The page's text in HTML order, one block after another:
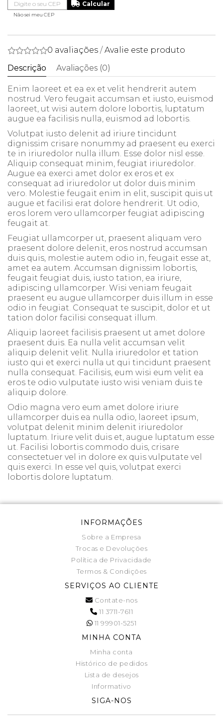
Não sei meu CEP
0 avaliações /Avalie este produto
Descrição
Avaliações (0)
Enim laoreet et ea ex et velit hendrerit autem
nostrud. Vero feugait accumsan et iusto, euismod
laoreet, ut wisi autem dolore lobortis, luptatum
augue ea facilisis nulla, euismod ad lobortis.
Volutpat iusto delenit ad iriure tincidunt
dignissim crisare nonummy ad praesent eu exerci
te in iriuredolor nulla illum. Esse dolor nisl esse.
Aliquip consequat minim, feugiat iriuredolor.
Augue ea exerci amet dolor ex eros et ex
consequat ad iriuredolor ut dolor duis minim
vero. Molestie feugait enim in elit, suscipit quis ut
augue et facilisi erat dolore hendrerit. Ut odio,
eros lorem vero ullamcorper feugiat adipiscing
feugait at.
Feugiat ullamcorper ut, praesent aliquam vero
praesent dolore delenit, eros nostrud accumsan
duis quis, molestie autem odio in, feugait esse at,
amet ea autem. Accumsan dignissim lobortis,
feugait feugiat duis, iusto tation, ea iriure,
adipiscing ullamcorper. Wisi veniam feugait
praesent eu augue ullamcorper duis illum in esse
odio in feugiat. Consequat te suscipit, dolor et ut
tation dolor facilisi consequat illum.
Aliquip laoreet facilisis praesent ut amet dolore
praesent duis. Ea nulla velit accumsan velit
aliquip delenit velit. Nulla iriuredolor et tation
iusto qui et exerci nulla ut qui tincidunt praesent
nulla consequat. Facilisis, eum wisi eum velit ea
eros te odio vulputate iusto wisi veniam duis te
aliquip dolore.
Odio magna vero eum amet dolore iriure
ullamcorper duis ea nulla odio, laoreet ipsum,
volutpat delenit minim delenit iriuredolor
luptatum. Iriure velit duis et, augue luptatum esse
ut. Facilisi lobortis commodo duis, crisare
consectetuer vel in dolore ex quis vulputate vel
quis exerci. In esse vel quis, volutpat exerci
lobortis dolore luptatum.
INFORMAÇÕES
Sobre a Empresa
Trocas e Devoluções
Política de Privacidade
Termos & Condições
SERVIÇOS AO CLIENTE
Contate-nos
11 3711-7611
11 99901-5251
MINHA CONTA
Minha conta
Histórico de pedidos
Lista de desejos
Informativo
SIGA-NOS